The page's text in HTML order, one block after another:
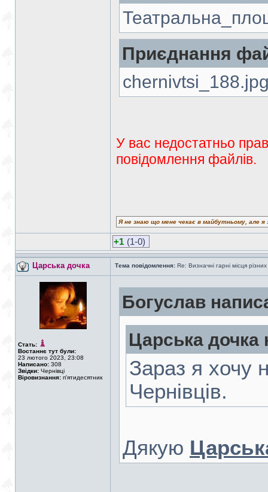
Приєднання
У вас недостатньо
повідомлення файлів.
Я не знаю що мене чекає в майбутньому, але
+1 (1-0)
Царська дочка Тема повідомлення: Re: Визначні гарні місця
Стать:
Востаннє тут були:
23 лютого 2023, 23:08
Написано: 308
Звідки: Чернівці
Віровизнання: п'ятидесятник
Богуслав
Царська дочка
Зараз я хочу
Чернівців.
Дякую